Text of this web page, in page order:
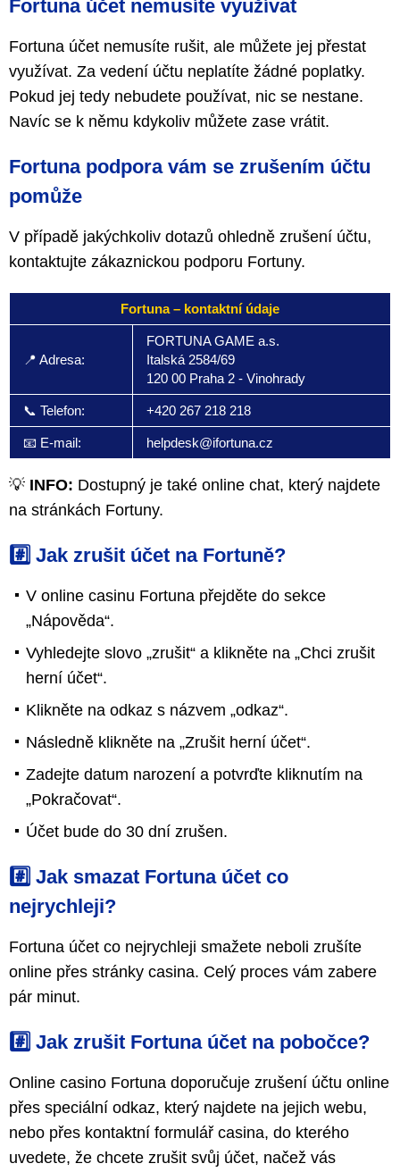
Fortuna účet nemusíte využívat
Fortuna účet nemusíte rušit, ale můžete jej přestat
využívat. Za vedení účtu neplatíte žádné poplatky.
Pokud jej tedy nebudete používat, nic se nestane.
Navíc se k němu kdykoliv můžete zase vrátit.
Fortuna podpora vám se zrušením účtu
pomůže
V případě jakýchkoliv dotazů ohledně zrušení účtu,
kontaktujte zákaznickou podporu Fortuny.
Fortuna – kontaktní údaje
📍 Adresa:
FORTUNA GAME a.s.
Italská 2584/69
120 00 Praha 2 - Vinohrady
📞 Telefon: +420 267 218 218
📧 E-mail: helpdesk@ifortuna.cz
💡 INFO: Dostupný je také online chat, který najdete
na stránkách Fortuny.
#️⃣ Jak zrušit účet na Fortuně?
V online casinu Fortuna přejděte do sekce
„Nápověda“.
Vyhledejte slovo „zrušit“ a klikněte na „Chci zrušit
herní účet“.
Klikněte na odkaz s názvem „odkaz“.
Následně klikněte na „Zrušit herní účet“.
Zadejte datum narození a potvrďte kliknutím na
„Pokračovat“.
Účet bude do 30 dní zrušen.
#️⃣ Jak smazat Fortuna účet co
nejrychleji?
Fortuna účet co nejrychleji smažete neboli zrušíte
online přes stránky casina. Celý proces vám zabere
pár minut.
#️⃣ Jak zrušit Fortuna účet na pobočce?
Online casino Fortuna doporučuje zrušení účtu online
přes speciální odkaz, který najdete na jejich webu,
nebo přes kontaktní formulář casina, do kterého
uvedete, že chcete zrušit svůj účet, načež vás